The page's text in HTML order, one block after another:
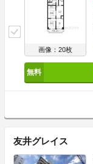
画像：20枚
友井グレイス